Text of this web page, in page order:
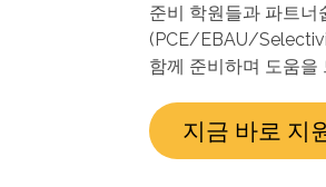
준비 학원들과 파트너
(PCE/EBAU/
함께 준비하며 도움을
지금 바로 지